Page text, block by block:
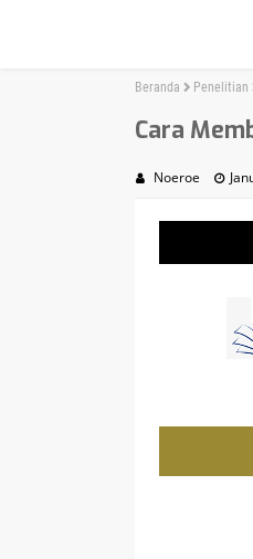
Beranda Penelitian
Cara
Noeroe